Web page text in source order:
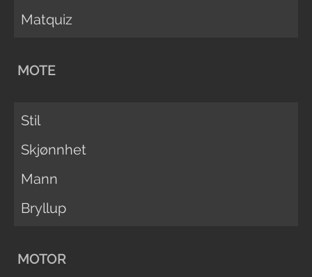
Matquiz
MOTE
Stil
Skjønnhet
Mann
Bryllup
MOTOR